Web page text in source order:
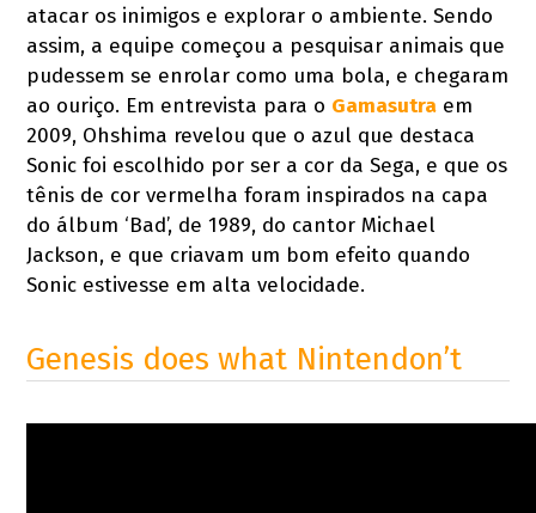
atacar os inimigos e explorar o ambiente. Sendo
assim, a equipe começou a pesquisar animais que
pudessem se enrolar como uma bola, e chegaram
ao ouriço. Em entrevista para o Gamasutra em
2009, Ohshima revelou que o azul que destaca
Sonic foi escolhido por ser a cor da Sega, e que os
tênis de cor vermelha foram inspirados na capa
do álbum ‘Bad’, de 1989, do cantor Michael
Jackson, e que criavam um bom efeito quando
Sonic estivesse em alta velocidade.
Genesis does what Nintendon’t